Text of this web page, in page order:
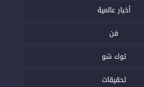
أخبار عالمية
فن
توك شو
تحقيقات